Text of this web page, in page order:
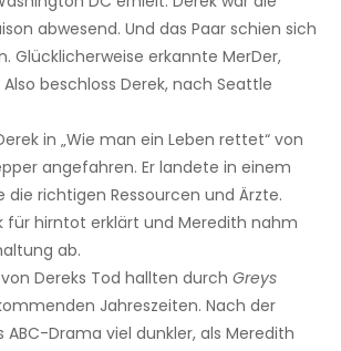
abwesend. Und das Paar schien sich
Glücklicherweise erkannte MerDer,
beschloss Derek, nach Seattle
in „Wie man ein Leben rettet“ von
angefahren. Er landete in einem
die richtigen Ressourcen und Ärzte.
für hirntot erklärt und Meredith nahm
ab.
Dereks Tod hallten durch Greys
Jahreszeiten. Nach der
ABC-Drama viel dunkler, als Meredith